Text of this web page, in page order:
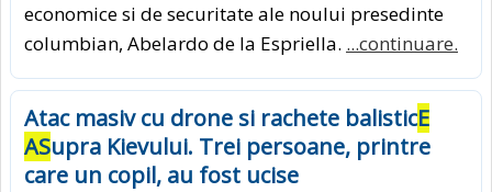
economice si de securitate ale noului presedinte
columbian, Abelardo de la Espriella. ...continuare.
Atac masiv cu drone si rachete balisticE
ASupra Kievului. Trei persoane, printre
care un copil, au fost ucise